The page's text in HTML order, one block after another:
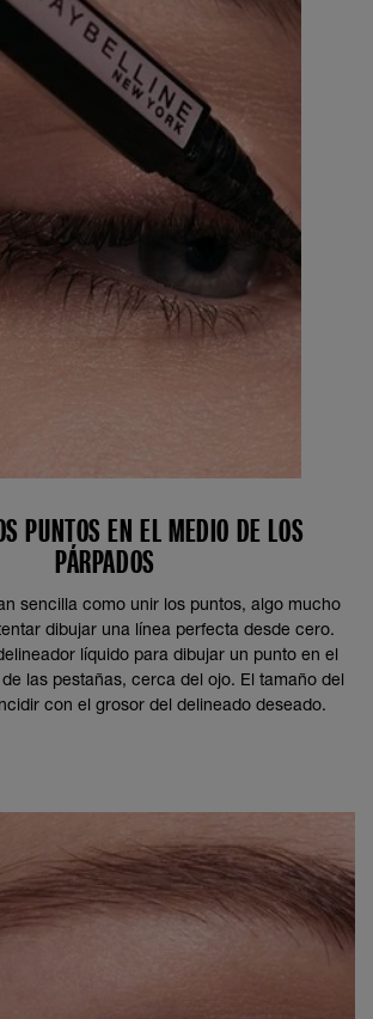
PUNTOS EN EL MEDIO DE LOS
PÁRPADOS
sencilla como unir los puntos, algo mucho
dibujar una línea perfecta desde cero.
líquido para dibujar un punto en el
las pestañas, cerca del ojo. El tamaño del
con el grosor del delineado deseado.